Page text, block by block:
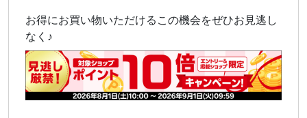
お得にお買い物いただけるこの機会をぜひお見逃し
なく♪